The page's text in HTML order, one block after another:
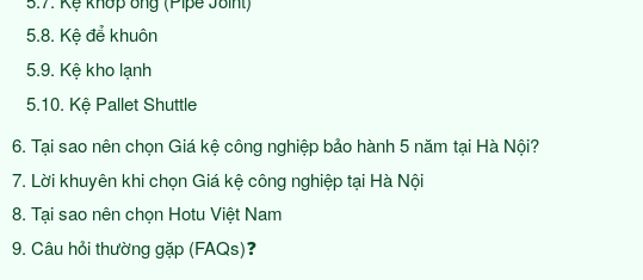
Kệ để khuôn
Kệ kho lạnh
Kệ Pallet Shuttle
Tại sao nên chọn Giá kệ công nghiệp bảo hành 5 năm tại Hà Nội?
Lời khuyên khi chọn Giá kệ công nghiệp tại Hà Nội
Tại sao nên chọn Hotu Việt Nam
Câu hỏi thường gặp (FAQs)❓